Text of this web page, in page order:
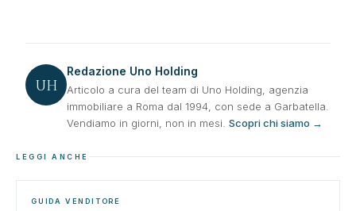
UH
Redazione Uno Holding
Articolo a cura del team di Uno Holding, agenzia
immobiliare a Roma dal 1994, con sede a Garbatella.
Vendiamo in giorni, non in mesi. Scopri chi siamo →
LEGGI ANCHE
GUIDA VENDITORE